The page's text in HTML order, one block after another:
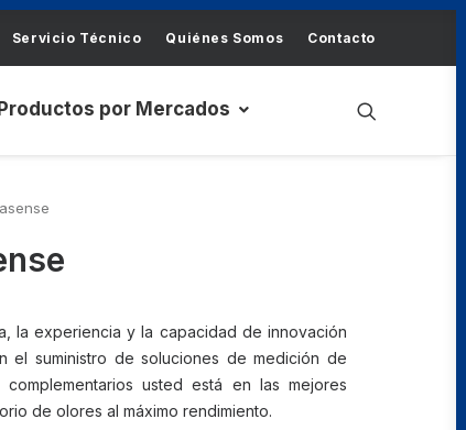
Servicio Técnico Quiénes Somos Contacto
Productos por Mercados
la experiencia y la capacidad de innovación
el suministro de soluciones de medición de
usted está en las mejores
de olores al máximo rendimiento.